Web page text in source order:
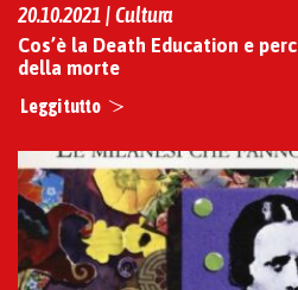
20.10.2021 | Cultura
Cos’è la Death Education e
della morte
Leggi tutto